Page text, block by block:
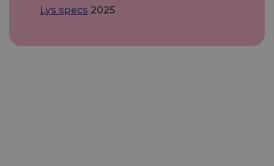
Lys specs 2025